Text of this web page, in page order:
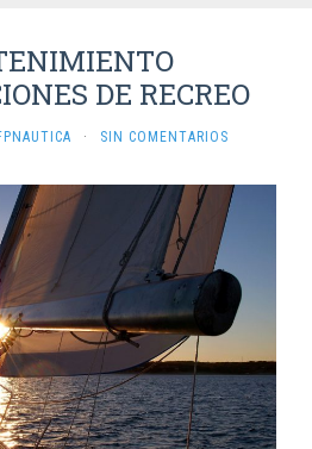
DE RECREO
· SIN COMENTARIOS